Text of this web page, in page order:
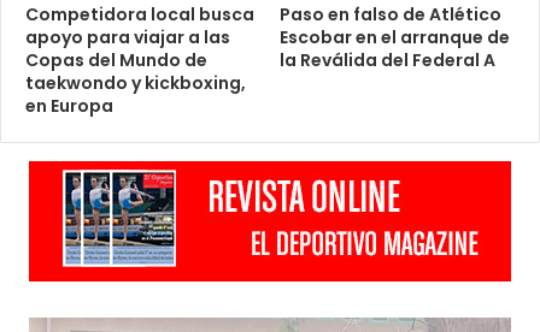
Competidora local busca
apoyo para viajar a las
Copas del Mundo de
taekwondo y kickboxing,
en Europa
Paso en falso de Atlético
Escobar en el arranque de
la Reválida del Federal A